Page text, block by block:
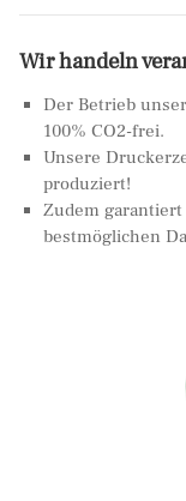
Wir handeln
Der Betrieb
100% CO2-frei.
Unsere
produziert!
Zudem
bestmöglichen